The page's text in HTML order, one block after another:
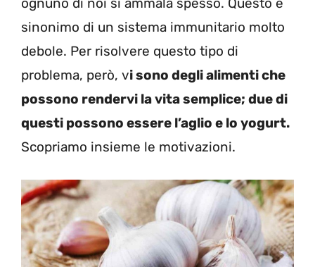
sinonimo di un sistema immunitario molto
debole. Per risolvere questo tipo di
problema, però, vi sono degli alimenti che
possono rendervi la vita semplice; due di
questi possono essere l’aglio e lo yogurt.
Scopriamo insieme le motivazioni.